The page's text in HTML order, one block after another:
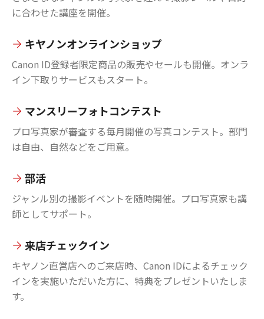
に合わせた講座を開催。
キヤノンオンラインショップ
Canon ID登録者限定商品の販売やセールも開催。オンラ
イン下取りサービスもスタート。
マンスリーフォトコンテスト
プロ写真家が審査する毎月開催の写真コンテスト。部門
は自由、自然などをご用意。
部活
ジャンル別の撮影イベントを随時開催。プロ写真家も講
師としてサポート。
来店チェックイン
キヤノン直営店へのご来店時、Canon IDによるチェック
インを実施いただいた方に、特典をプレゼントいたしま
す。